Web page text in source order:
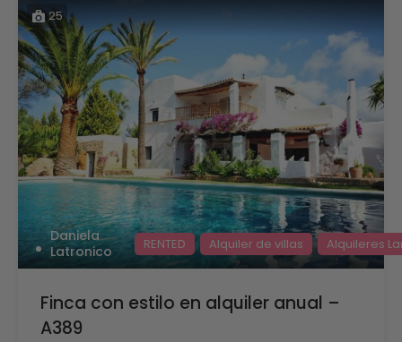
25
Daniela
Latronico
RENTED Alquiler de villas Alquileres
Finca con estilo en alquiler anual –
A389